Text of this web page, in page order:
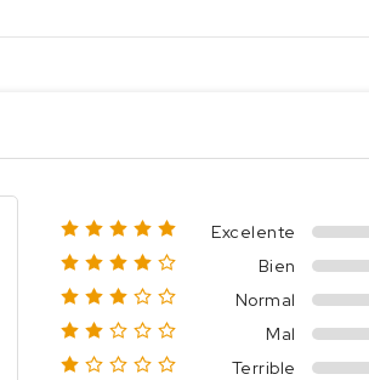
Excelente
Bien
Normal
Mal
Terrible